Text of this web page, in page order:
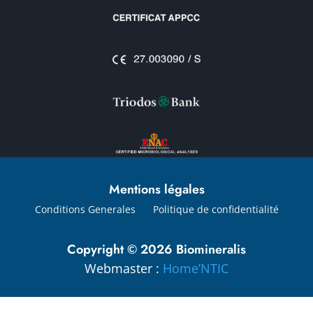
Mentions légales
Conditions Generales Politique de confidentialité
Copyright © 2026 Biomineralis
Webmaster : Home’NTIC